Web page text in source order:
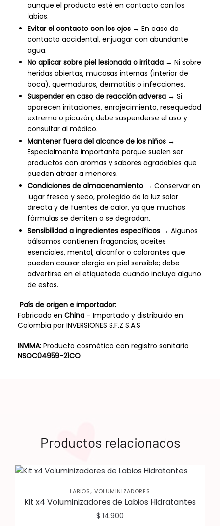
aunque el producto esté en contacto con los
labios.
Evitar el contacto con los ojos → En caso de
contacto accidental, enjuagar con abundante
agua.
No aplicar sobre piel lesionada o irritada → Ni sobre
heridas abiertas, mucosas internas (interior de
boca), quemaduras, dermatitis o infecciones.
Suspender en caso de reacción adversa → Si
aparecen irritaciones, enrojecimiento, resequedad
extrema o picazón, debe suspenderse el uso y
consultar al médico.
Mantener fuera del alcance de los niños →
Especialmente importante porque suelen ser
productos con aromas y sabores agradables que
pueden atraer a menores.
Condiciones de almacenamiento → Conservar en
lugar fresco y seco, protegido de la luz solar
directa y de fuentes de calor, ya que muchas
fórmulas se derriten o se degradan.
Sensibilidad a ingredientes específicos → Algunos
bálsamos contienen fragancias, aceites
esenciales, mentol, alcanfor o colorantes que
pueden causar alergia en piel sensible; debe
advertirse en el etiquetado cuando incluya alguno
de estos.
País de origen e importador:
Fabricado en China– Importado y distribuido en
Colombia por INVERSIONES S.F.Z S.A.S
INVIMA:Producto cosmético con registro sanitario
NSOC04959-21CO
Productos relacionados
LABIOS,VOLUMINIZADORES
Kit x4 Voluminizadores de Labios Hidratantes
$ 14.900